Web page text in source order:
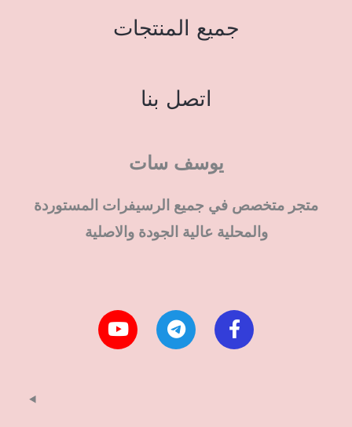
جميع المنتجات
اتصل بنا
يوسف سات
متجر متخصص في جميع الرسيفرات المستوردة
والمحلية عالية الجودة والاصلية